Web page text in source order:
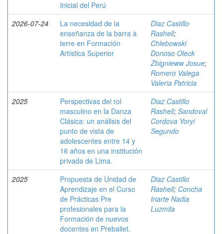
Inicial del Perú
2026-07-24
La necesidad de la
enseñanza de la barra à
terre en Formación
Artística Superior
Diaz Castillo
Rashell;
Chlebowski
Donoso Oleck
Zbignieww Josue;
Romero Valega
Valeria Patricia
2025
Perspectivas del rol
masculino en la Danza
Clásica: un análisis del
punto de vista de
adolescentes entre 14 y
16 años en una institución
privada de Lima.
Diaz Castillo
Rashell; Sandoval
Cordova Yoryi
Segundo
2025
Propuesta de Unidad de
Aprendizaje en el Curso
de Prácticas Pre
profesionales para la
Formación de nuevos
docentes en Preballet.
Diaz Castillo
Rashell; Concha
Iriarte Nadia
Luzmila